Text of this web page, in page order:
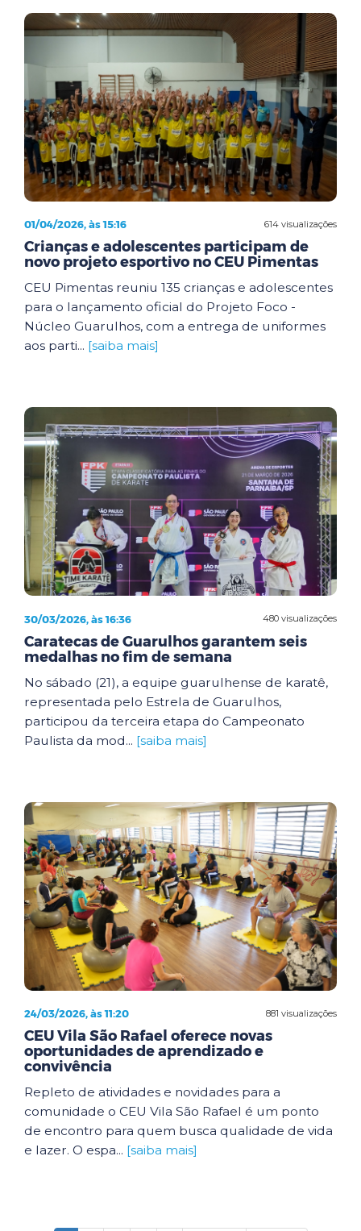
614 visualizações
01/04/2026, às 15:16
Crianças e adolescentes participam de
novo projeto esportivo no CEU Pimentas
CEU Pimentas reuniu 135 crianças e adolescentes
para o lançamento oficial do Projeto Foco -
Núcleo Guarulhos, com a entrega de uniformes
aos parti... [saiba mais]
480 visualizações
30/03/2026, às 16:36
Caratecas de Guarulhos garantem seis
medalhas no fim de semana
No sábado (21), a equipe guarulhense de karatê,
representada pelo Estrela de Guarulhos,
participou da terceira etapa do Campeonato
Paulista da mod... [saiba mais]
881 visualizações
24/03/2026, às 11:20
CEU Vila São Rafael oferece novas
oportunidades de aprendizado e
convivência
Repleto de atividades e novidades para a
comunidade o CEU Vila São Rafael é um ponto
de encontro para quem busca qualidade de vida
e lazer. O espa... [saiba mais]